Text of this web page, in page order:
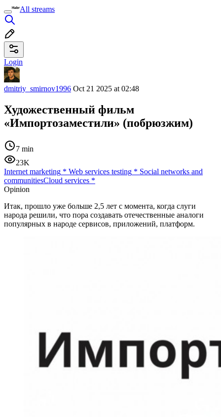
All streams
Login
dmitriy_smirnov1996 Oct 21 2025 at 02:48
Художественный фильм
«Импортозаместили» (побрюзжим)
7 min
23K
Internet marketing * Web services testing * Social networks and
communitiesCloud services *
Opinion
Итак, прошло уже больше 2,5 лет с момента, когда слуги
народа решили, что пора создавать отечественные аналоги
популярных в народе сервисов, приложений, платформ.